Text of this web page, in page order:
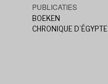
PUBLICATIES
BOEKEN
CHRONIQUE D’ÉGYPTE